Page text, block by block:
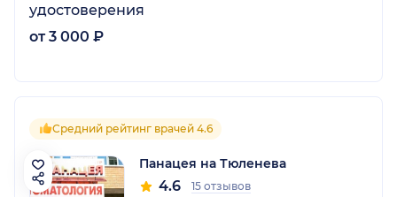
удостоверения
от 3 000 ₽
Средний рейтинг врачей 4.6
Панацея на Тюленева
4.6 15 отзывов